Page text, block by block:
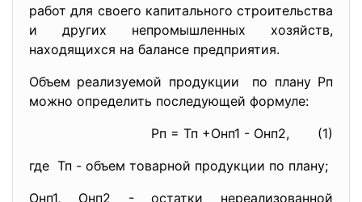
работ для своего капитального строительства
и других непромышленных хозяйств,
находящихся на балансе предприятия.
Объем реализуемой продукции по плану Рп
можно определить последующей формуле:
Рп = Тп +Онп1 - Онп2, (1)
где Тп - объем товарной продукции по плану;
Онп1, Онп2 - остатки нереализованной